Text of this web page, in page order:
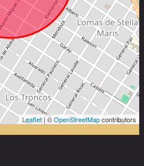
Leaflet | ©OpenStreetMapcontributors